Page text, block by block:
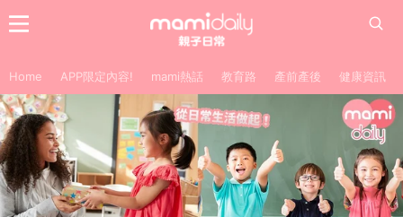
Home APP限定內容! mami熱話 教育路 產前產後 健康資訊